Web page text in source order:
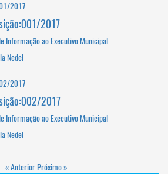
2017
2017
Informação ao Executivo Municipal
Nedel
2017
2017
Informação ao Executivo Municipal
Nedel
« Anterior Próximo »